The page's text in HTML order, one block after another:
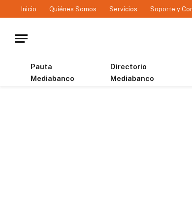
Inicio Quiénes Somos Servicios Soporte y
Pauta
Mediabanco
Directorio
Mediabanco